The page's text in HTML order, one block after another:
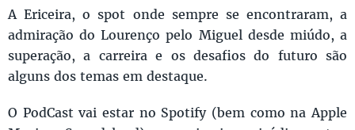
A Ericeira, o spot onde sempre se encontraram, a
admiração do Lourenço pelo Miguel desde miúdo, a
superação, a carreira e os desafios do futuro são
alguns dos temas em destaque.
O PodCast vai estar no Spotify (bem como na Apple